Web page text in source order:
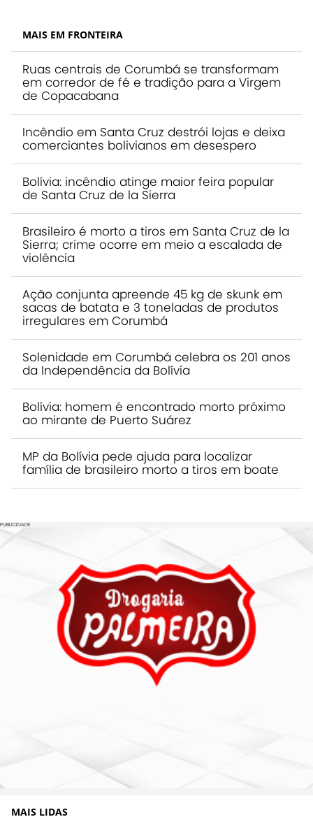
MAIS EM FRONTEIRA
Ruas centrais de Corumbá se transformam
em corredor de fé e tradição para a Virgem
de Copacabana
Incêndio em Santa Cruz destrói lojas e deixa
comerciantes bolivianos em desespero
Bolívia: incêndio atinge maior feira popular
de Santa Cruz de la Sierra
Brasileiro é morto a tiros em Santa Cruz de la
Sierra; crime ocorre em meio a escalada de
violência
Ação conjunta apreende 45 kg de skunk em
sacas de batata e 3 toneladas de produtos
irregulares em Corumbá
Solenidade em Corumbá celebra os 201 anos
da Independência da Bolívia
Bolívia: homem é encontrado morto próximo
ao mirante de Puerto Suárez
MP da Bolívia pede ajuda para localizar
família de brasileiro morto a tiros em boate
PUBLICIDADE
MAIS LIDAS